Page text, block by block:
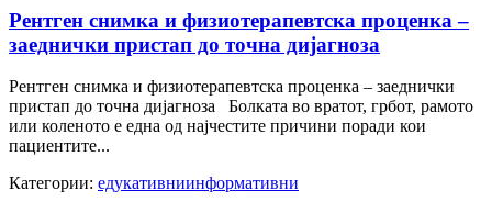
Рентген снимка и физиотерапевтска проценка –
заеднички пристап до точна дијагноза
Рентген снимка и физиотерапевтска проценка – заеднички
пристап до точна дијагноза Болката во вратот, грбот, рамото
или коленото е една од најчестите причини поради кои
пациентите...
Категории: едукативниинформативни